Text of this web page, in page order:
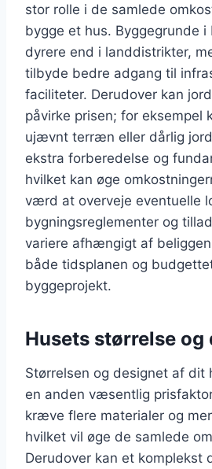
stor rolle i de samlede
bygge et hus. Byggegrunde
dyrere end i landdistrikter,
tilbyde bedre adgang til
faciliteter. Derudover kan
påvirke prisen; for eksempel
ujævnt terræn eller dårlig
ekstra forberedelse og
hvilket kan øge
værd at overveje eventuelle
bygningsreglementer og
variere afhængigt af
både tidsplanen og
byggeprojekt.
Husets størrelse og
Størrelsen og designet af dit
en anden væsentlig
kræve flere materialer og
hvilket vil øge de samlede
Derudover kan et komplekst